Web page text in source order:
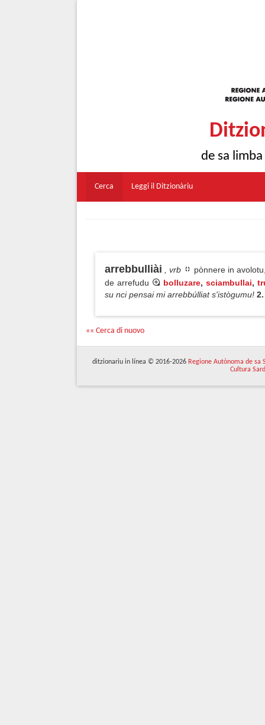
de sa
Cerca Leggi il Ditzionàriu
arrebbulliài , vrb
pònnere in
de arrefudu
bolluzare, sciambullai,
su nci pensai mi arrebbúlliat s'istògumu!
«« Cerca di nuovo
ditzionariu in línea © 2016-2026 Regione Autònoma de sa
Cultura